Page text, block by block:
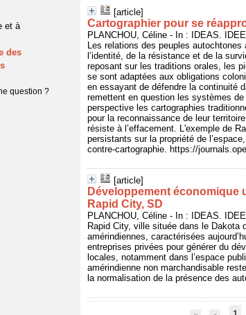
[article]
Cartographier pour se
PLANCHOU, Céline - In : IDEAS.
Les relations des peuples
l’identité, de la résistance et de la
reposant sur les traditions orales, les
se sont adaptées aux obligations
en essayant de défendre la continuité
remettent en question les systèmes
perspective les cartographies
pour la reconnaissance de leur
résiste à l’effacement. L'exemple de
persistants sur la propriété de
contre-cartographie. https://
[article]
Développement économique
Rapid City, SD
PLANCHOU, Céline - In : IDEAS.
Rapid City, ville située dans le Dakota
amérindiennes, caractérisées
entreprises privées pour générer du
locales, notamment dans l’espace
amérindienne non marchandisable
la normalisation de la présence des
et à
des
question ?